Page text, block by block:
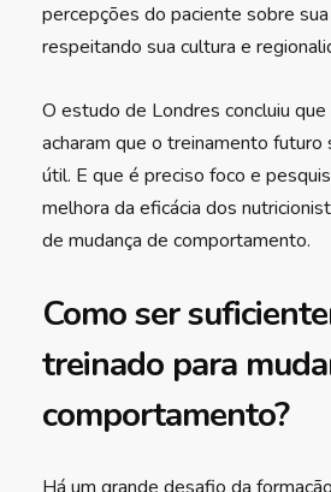
percepções do paciente sobre
respeitando sua cultura e
O estudo de Londres concluiu
acharam que o treinamento futuro
útil. E que é preciso foco e
melhora da eficácia dos
de mudança de comportamento.
Como ser
treinado para
comportamento?